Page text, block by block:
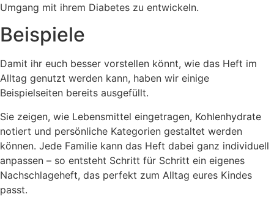
Umgang mit ihrem Diabetes zu entwickeln.
Beispiele
Damit ihr euch besser vorstellen könnt, wie das Heft im
Alltag genutzt werden kann, haben wir einige
Beispielseiten bereits ausgefüllt.
Sie zeigen, wie Lebensmittel eingetragen, Kohlenhydrate
notiert und persönliche Kategorien gestaltet werden
können. Jede Familie kann das Heft dabei ganz individuell
anpassen – so entsteht Schritt für Schritt ein eigenes
Nachschlageheft, das perfekt zum Alltag eures Kindes
passt.